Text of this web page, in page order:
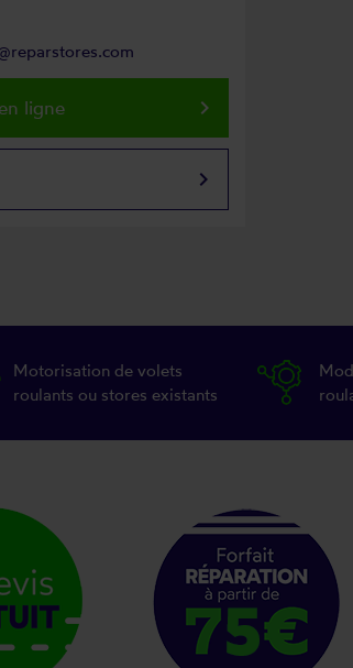
ligne keyboard_arrow_right
keyboard_arrow_right
Motorisation de volets
roulants ou stores existants